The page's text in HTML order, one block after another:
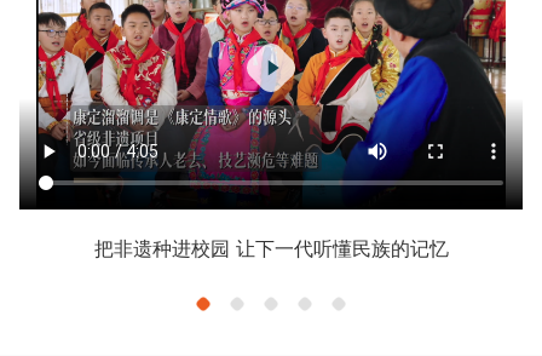
把非遗种进校园 让下一代听懂民族的记忆